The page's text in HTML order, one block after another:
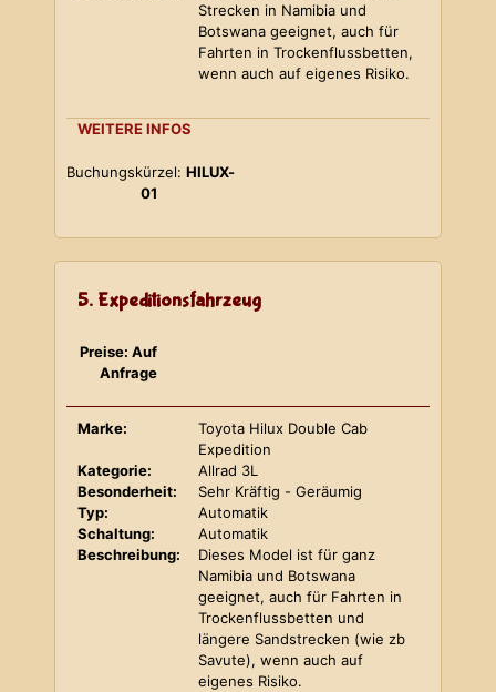
Strecken in Namibia und
Botswana geeignet, auch für
Fahrten in Trockenflussbetten,
wenn auch auf eigenes Risiko.
WEITERE INFOS
Buchungskürzel: HILUX-
01
5. Expeditionsfahrzeug
Preise: Auf
Anfrage
Marke:
Toyota Hilux Double Cab
Expedition
Kategorie:
Allrad 3L
Besonderheit:
Sehr Kräftig - Geräumig
Typ:
Automatik
Schaltung:
Automatik
Beschreibung:
Dieses Model ist für ganz
Namibia und Botswana
geeignet, auch für Fahrten in
Trockenflussbetten und
längere Sandstrecken (wie zb
Savute), wenn auch auf
eigenes Risiko.